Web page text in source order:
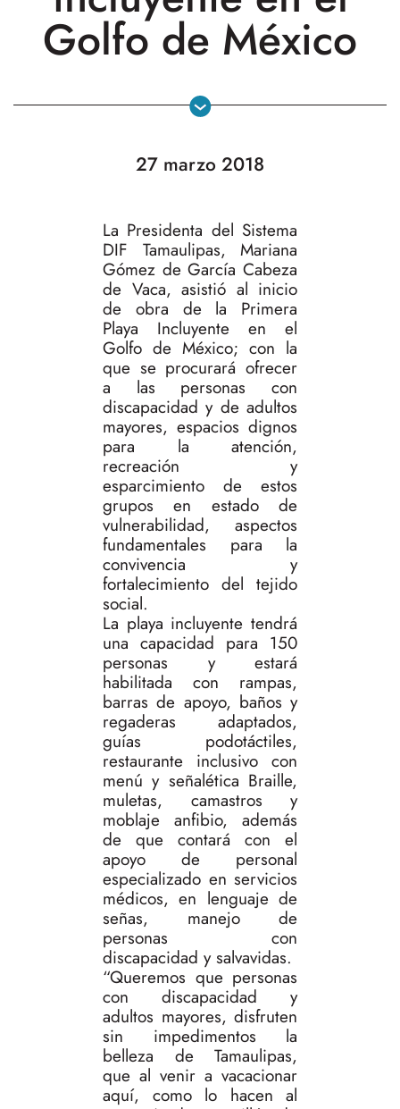
Golfo de México
27 marzo 2018
La Presidenta del Sistema
DIF Tamaulipas, Mariana
Gómez de García Cabeza
de Vaca, asistió al inicio
de obra de la Primera
Playa Incluyente en el
Golfo de México; con la
que se procurará ofrecer
a las personas con
discapacidad y de adultos
mayores, espacios dignos
para la atención,
recreación y
esparcimiento de estos
grupos en estado de
vulnerabilidad, aspectos
fundamentales para la
convivencia y
fortalecimiento del tejido
social.
La playa incluyente tendrá
una capacidad para 150
personas y estará
habilitada con rampas,
barras de apoyo, baños y
regaderas adaptados,
guías podotáctiles,
restaurante inclusivo con
menú y señalética Braille,
muletas, camastros y
moblaje anfibio, además
de que contará con el
apoyo de personal
especializado en servicios
médicos, en lenguaje de
señas, manejo de
personas con
discapacidad y salvavidas.
“Queremos que personas
con discapacidad y
adultos mayores, disfruten
sin impedimentos la
belleza de Tamaulipas,
que al venir a vacacionar
aquí, como lo hacen al